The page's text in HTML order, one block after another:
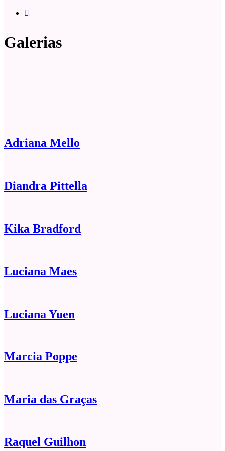
Galerias
Adriana Mello
Diandra Pittella
Kika Bradford
Luciana Maes
Luciana Yuen
Marcia Poppe
Maria das Graças
Raquel Guilhon